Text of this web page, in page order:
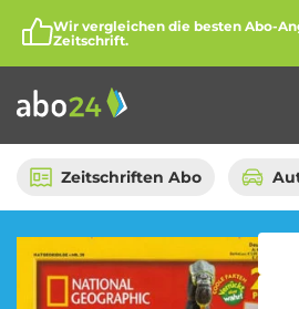
Wir vergleichen die besten Abo-
Zeitschrift.
Zeitschriften Abo
Abo-Kategorien